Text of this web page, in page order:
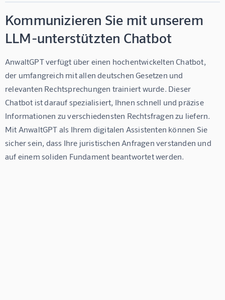
Kommunizieren Sie mit unserem
LLM-unterstützten Chatbot
AnwaltGPT verfügt über einen hochentwickelten Chatbot,
der umfangreich mit allen deutschen Gesetzen und
relevanten Rechtsprechungen trainiert wurde. Dieser
Chatbot ist darauf spezialisiert, Ihnen schnell und präzise
Informationen zu verschiedensten Rechtsfragen zu liefern.
Mit AnwaltGPT als Ihrem digitalen Assistenten können Sie
sicher sein, dass Ihre juristischen Anfragen verstanden und
auf einem soliden Fundament beantwortet werden.